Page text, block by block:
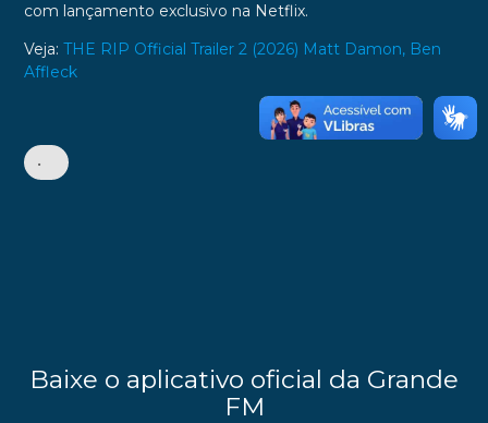
com lançamento exclusivo na Netflix.
Veja: THE RIP Official Trailer 2 (2026) Matt Damon, Ben
Affleck
•
Baixe o aplicativo oficial da Grande
FM